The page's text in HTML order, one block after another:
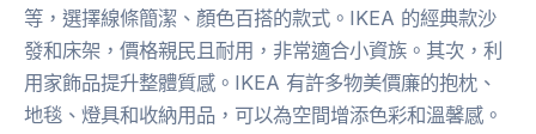
等，選擇線條簡潔、顏色百搭的款式。IKEA 的經典款沙
發和床架，價格親民且耐用，非常適合小資族。其次，利
用家飾品提升整體質感。IKEA 有許多物美價廉的抱枕、
地毯、燈具和收納用品，可以為空間增添色彩和溫馨感。